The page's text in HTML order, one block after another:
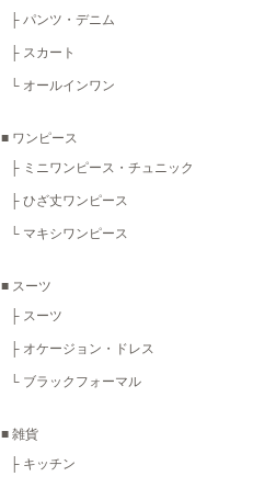
├ パンツ・デニム
├ スカート
└ オールインワン
■ ワンピース
├ ミニワンピース・チュニック
├ ひざ丈ワンピース
└ マキシワンピース
■ スーツ
├ スーツ
├ オケージョン・ドレス
└ ブラックフォーマル
■ 雑貨
├ キッチン